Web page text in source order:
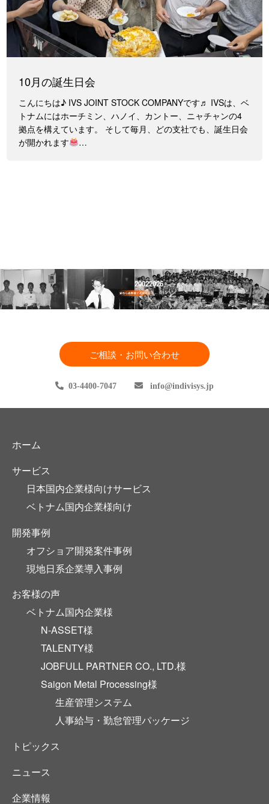
10月の誕生日会
こんにちは♪ IVS JOINT STOCK COMPANYです♬ IVSは、ベ
トナムにはホーチミン、ハノイ、カントー、ニャチャンの4
拠点を構えています。 そして毎月、どの支社でも、誕生日会
が開かれます
…
20022026
ご相談・お問い合わせ
03-4400-7047 info indivisys.jp
ホーム
サービス
日本国内企業様向けサービス
ベトナム国内企業様向け
開発事例
オフショア開発案件事例
現地日系企業導入事例
お客様の声
ベトナム国内企業様
N-ASSET様
TALENTY様
JOBFULL PARTNER CO., LTD.様
Saigon Metal Processing様
生産管理システム
人事給与・勤怠管理パッケージ
トピックス
ニュース
企業情報